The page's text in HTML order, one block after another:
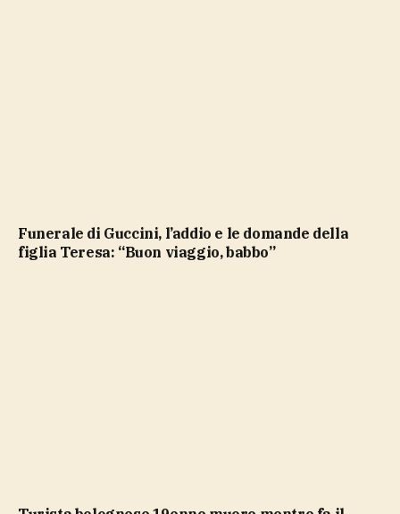
Funerale di Guccini, l’addio e le domande della
figlia Teresa: “Buon viaggio, babbo”